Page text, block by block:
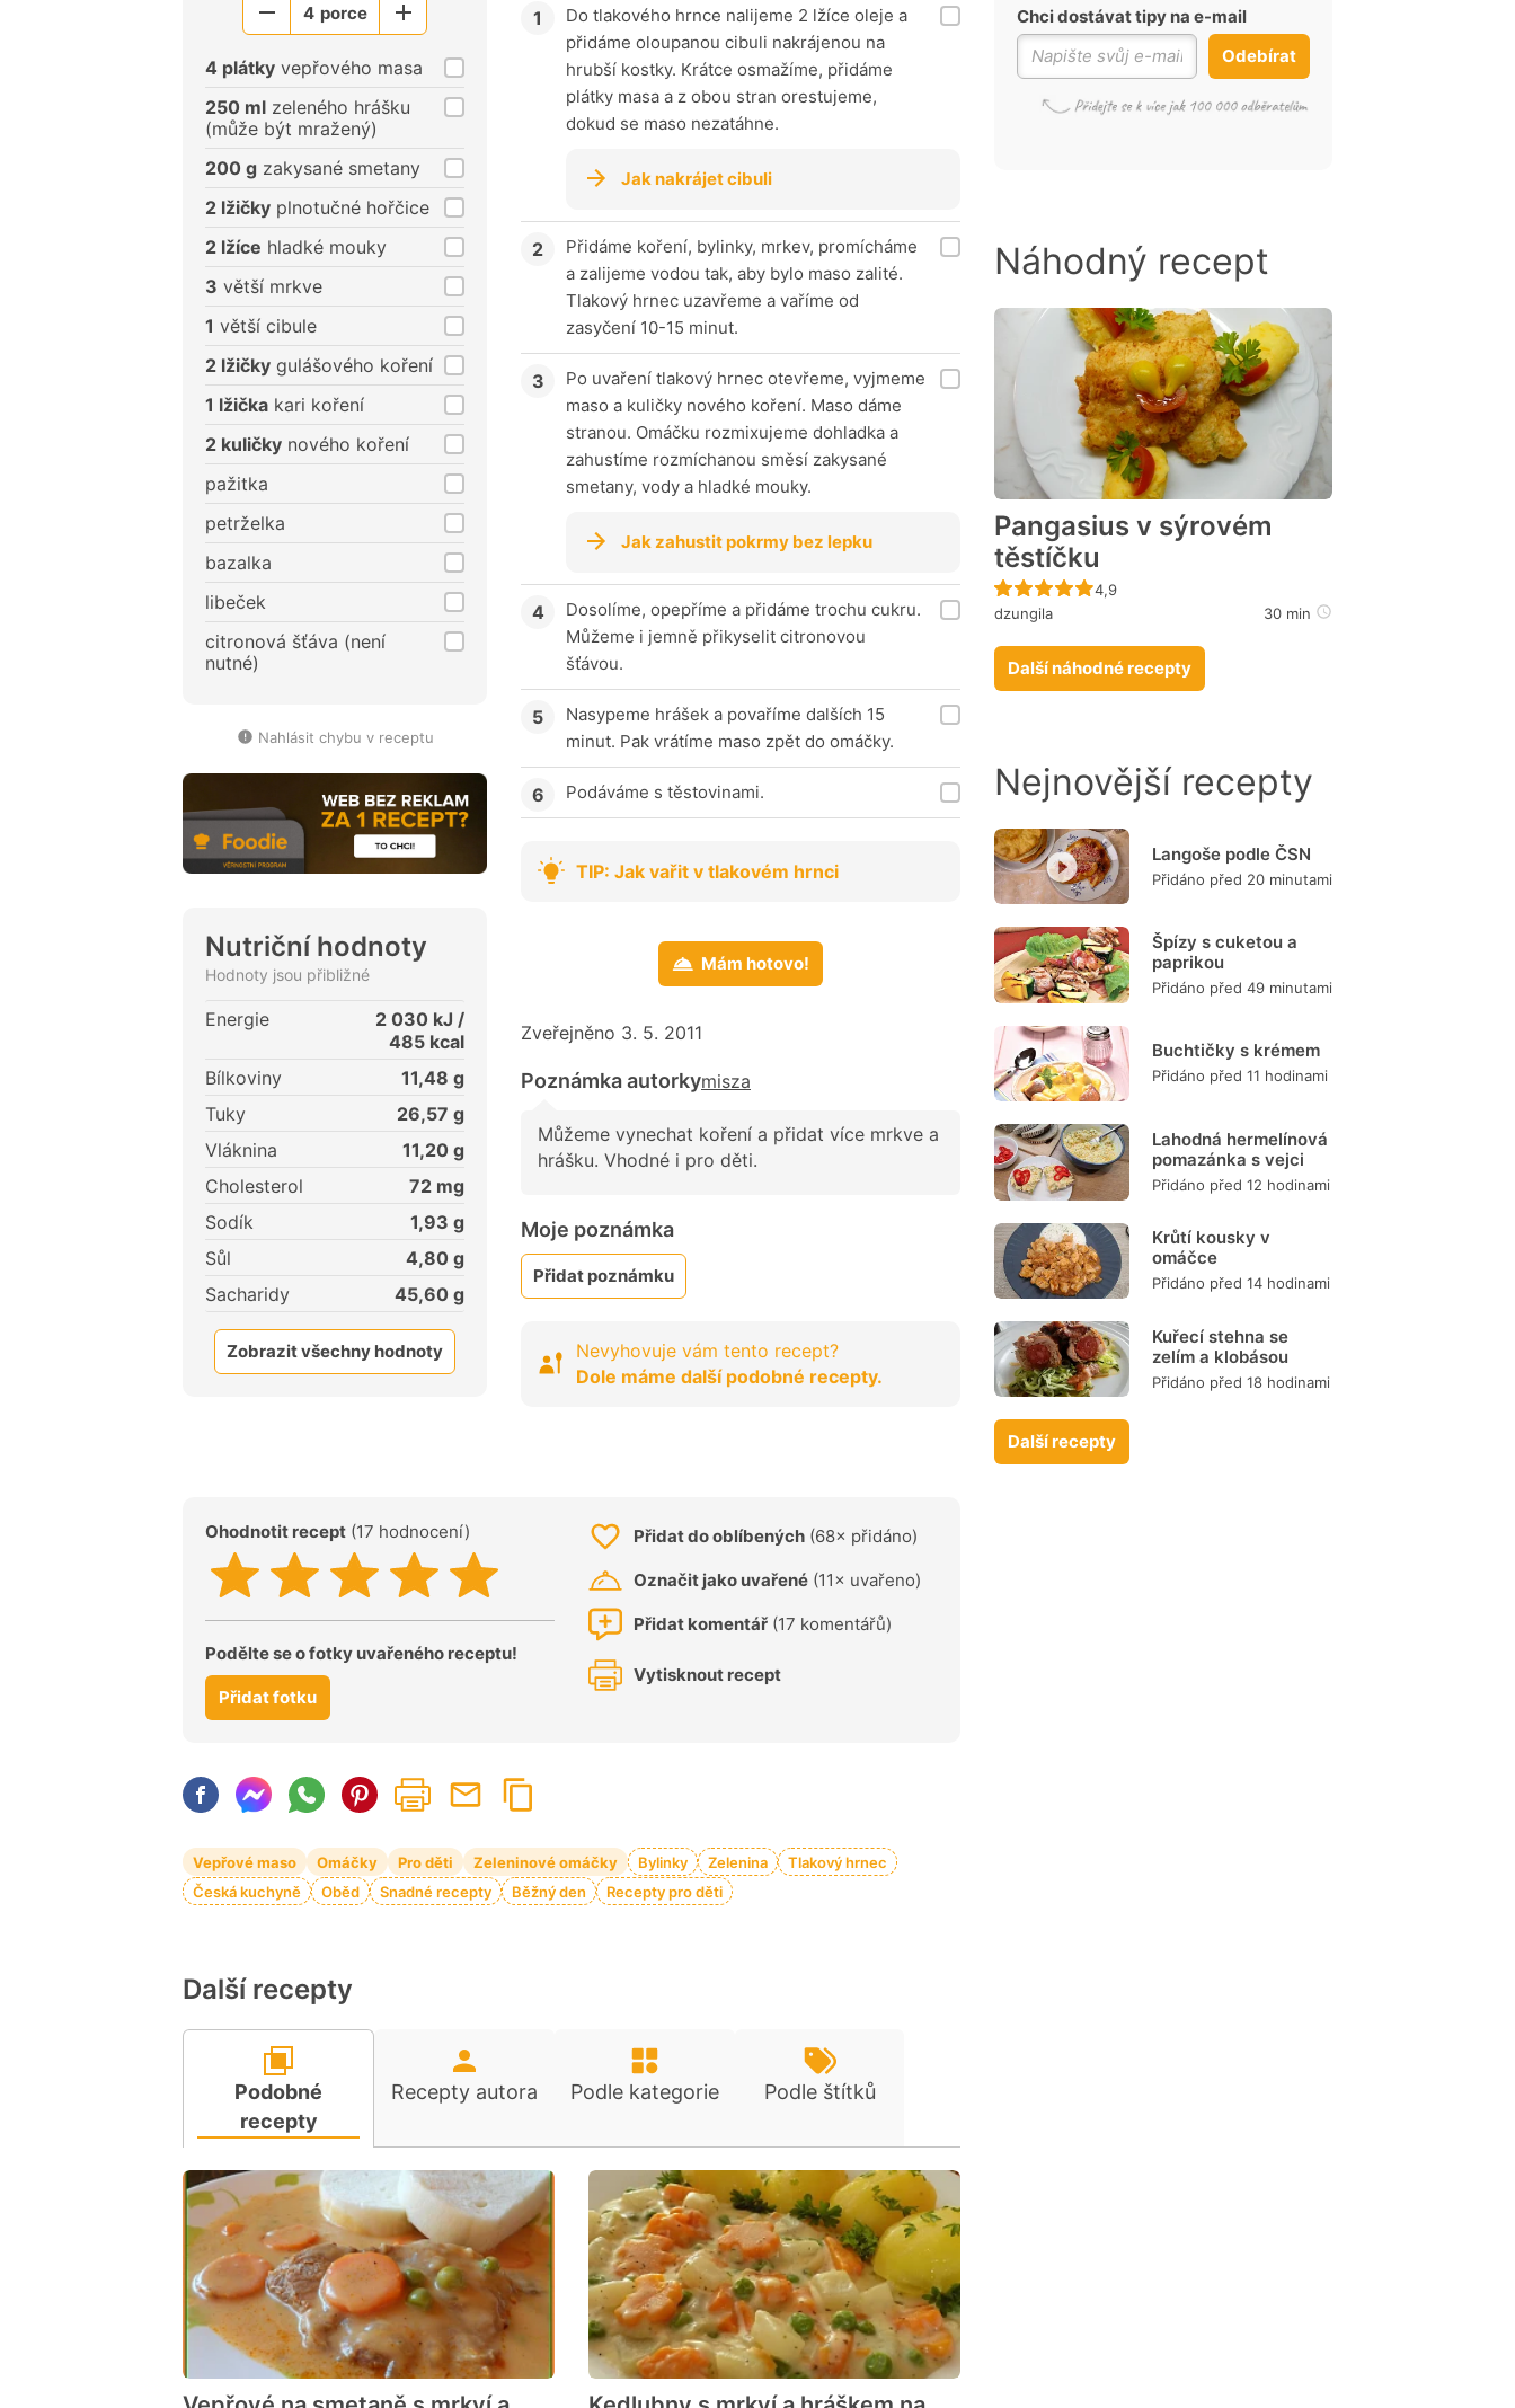
Menší
4 porce
Větší
4 plátky vepřového masa
250 ml zeleného hrášku
(může být mražený)
200 g zakysané smetany
2 lžičky plnotučné hořčice
2 lžíce hladké mouky
3 větší mrkve
1 větší cibule
2 lžičky gulášového koření
1 lžička kari koření
2 kuličky nového koření
pažitka
petrželka
bazalka
libeček
citronová šťáva (není
nutné)
Nahlásit chybu v receptu
Nutriční hodnoty
Hodnoty jsou přibližné
Energie 2 030 kJ /
485 kcal
Bílkoviny
11,48 g
Tuky
26,57 g
Vláknina
11,20 g
Cholesterol
72 mg
Sodík
1,93 g
Sůl
4,80 g
Sacharidy
45,60 g
Zobrazit všechny hodnoty
Do tlakového hrnce nalijeme 2 lžíce oleje a
přidáme oloupanou cibuli nakrájenou na
hrubší kostky. Krátce osmažíme, přidáme
plátky masa a z obou stran orestujeme,
dokud se maso nezatáhne.
Jak nakrájet cibuli
Přidáme koření, bylinky, mrkev, promícháme
a zalijeme vodou tak, aby bylo maso zalité.
Tlakový hrnec uzavřeme a vaříme od
zasyčení 10-15 minut.
Po uvaření tlakový hrnec otevřeme, vyjmeme
maso a kuličky nového koření. Maso dáme
stranou. Omáčku rozmixujeme dohladka a
zahustíme rozmíchanou směsí zakysané
smetany, vody a hladké mouky.
Jak zahustit pokrmy bez lepku
Dosolíme, opepříme a přidáme trochu cukru.
Můžeme i jemně přikyselit citronovou
šťávou.
Nasypeme hrášek a povaříme dalších 15
minut. Pak vrátíme maso zpět do omáčky.
Podáváme s těstovinami.
TIP: Jak vařit v tlakovém hrnci
Mám hotovo!
Zveřejněno 3. 5. 2011
Poznámka autorkymisza
Můžeme vynechat koření a přidat více mrkve a
hrášku. Vhodné i pro děti.
Moje poznámka
Přidat poznámku
Nevyhovuje vám tento recept?
Dole máme další podobné recepty.
Ohodnotit recept (17 hodnocení)
Podělte se o fotky uvařeného receptu!
Přidat fotku
Přidat do oblíbených (68× přidáno)
Označit jako uvařené (11× uvařeno)
Přidat komentář (17 komentářů)
Vytisknout recept
Vepřové maso Omáčky Pro děti Zeleninové omáčky Bylinky Zelenina
Tlakový hrnec
Česká kuchyně
Oběd Snadné recepty Běžný den Recepty pro děti
Další recepty
Podobné
recepty
Recepty autora Podle kategorie Podle štítků
Chci dostávat tipy na e-mail
Odebírat
Náhodný recept
Pangasius v sýrovém
těstíčku
Recept ještě nebyl hodnocen
4,9
dzungila
30 min
Další náhodné recepty
Nejnovější recepty
Langoše podle ČSN
Přidáno před 20 minutami
Špízy s cuketou a
paprikou
Přidáno před 49 minutami
Buchtičky s krémem
Přidáno před 11 hodinami
Lahodná hermelínová
pomazánka s vejci
Přidáno před 12 hodinami
Krůtí kousky v
omáčce
Přidáno před 14 hodinami
Kuřecí stehna se
zelím a klobásou
Přidáno před 18 hodinami
Další recepty